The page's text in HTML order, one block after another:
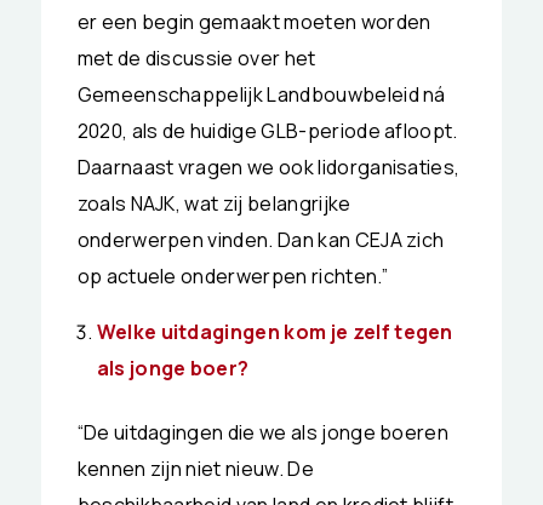
er een begin gemaakt moeten worden
met de discussie over het
Gemeenschappelijk Landbouwbeleid ná
2020, als de huidige GLB-periode afloopt.
Daarnaast vragen we ook lidorganisaties,
zoals NAJK, wat zij belangrijke
onderwerpen vinden. Dan kan CEJA zich
op actuele onderwerpen richten.”
Welke uitdagingen kom je zelf tegen
als jonge boer?
“De uitdagingen die we als jonge boeren
kennen zijn niet nieuw. De